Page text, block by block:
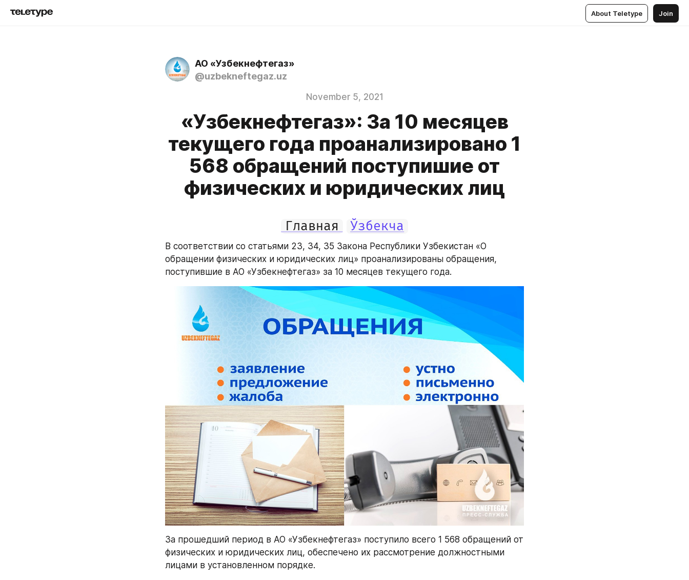
About Teletype Join
АО «Узбекнефтегаз»
@uzbekneftegaz.uz
November 5, 2021
«Узбекнефтегаз»: За 10 месяцев
текущего года проанализировано 1
568 обращений поступишие от
физических и юридических лиц
Главная Ўзбекча
В соответствии со статьями 23, 34, 35 Закона Республики Узбекистан «О
обращении физических и юридических лиц» проанализированы обращения,
поступившие в АО «Узбекнефтегаз» за 10 месяцев текущего года.
За прошедший период в АО «Узбекнефтегаз» поступило всего 1 568 обращений от
физических и юридических лиц, обеспечено их рассмотрение должностными
лицами в установленном порядке.